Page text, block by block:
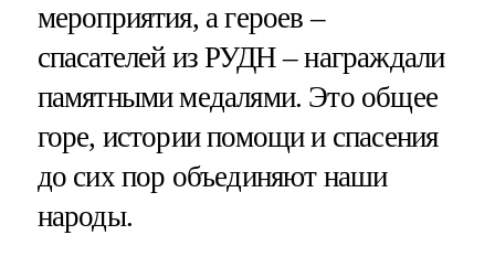
мероприятия, а героев –
спасателей из РУДН – награждали
памятными медалями. Это общее
горе, истории помощи и спасения
до сих пор объединяют наши
народы.